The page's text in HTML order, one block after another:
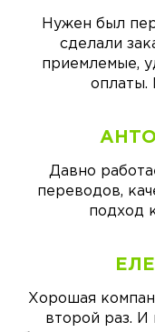
Нужен был
сделали
приемлемые,
оплаты.
Давно
переводов,
подход
Хорошая
второй раз.